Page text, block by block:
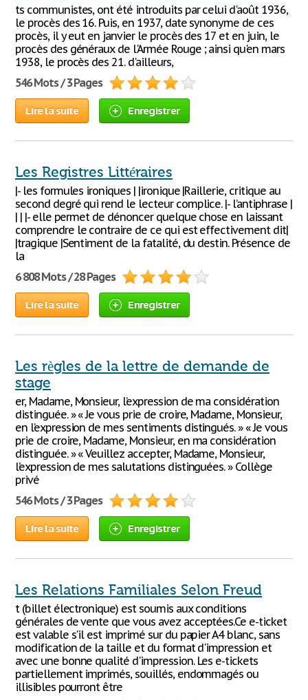
ts communistes, ont été introduits par celui d'août 1936,
le procès des 16. Puis, en 1937, date synonyme de ces
procès, il y eut en janvier le procès des 17 et en juin, le
procès des généraux de l'Armée Rouge ; ainsi qu'en mars
1938, le procès des 21. d'ailleurs,
546 Mots / 3 Pages
Lire la suite Enregistrer
Les Registres Littéraires
|- les formules ironiques | |ironique |Raillerie, critique au
second degré qui rend le lecteur complice. |- l’antiphrase |
| | |- elle permet de dénoncer quelque chose en laissant
comprendre le contraire de ce qui est effectivement dit|
|tragique |Sentiment de la fatalité, du destin. Présence de
la
6 808 Mots / 28 Pages
Lire la suite Enregistrer
Les règles de la lettre de demande de
stage
er, Madame, Monsieur, l’expression de ma considération
distinguée. » « Je vous prie de croire, Madame, Monsieur,
en l’expression de mes sentiments distingués. » « Je vous
prie de croire, Madame, Monsieur, en ma considération
distinguée. » « Veuillez accepter, Madame, Monsieur,
l’expression de mes salutations distinguées. » Collège
privé
546 Mots / 3 Pages
Lire la suite Enregistrer
Les Relations Familiales Selon Freud
t (billet électronique) est soumis aux conditions
générales de vente que vous avez acceptées.Ce e-ticket
est valable s'il est imprimé sur du papier A4 blanc, sans
modification de la taille et du format d'impression et
avec une bonne qualité d'impression. Les e-tickets
partiellement imprimés, souillés, endommagés ou
illisibles pourront être